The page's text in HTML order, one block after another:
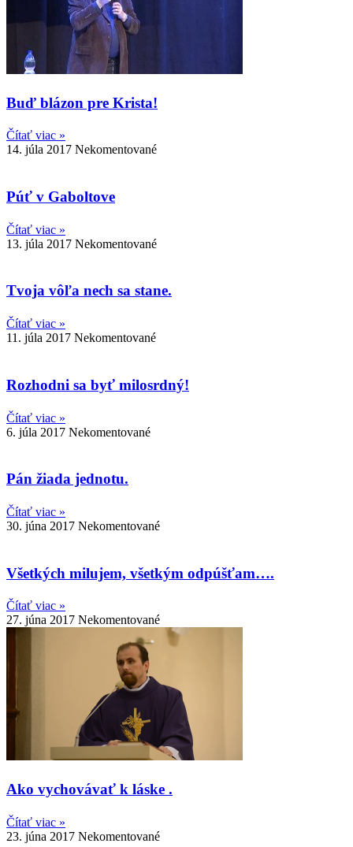
Buď blázon pre Krista!
Čítať viac »
14. júla 2017 Nekomentované
Púť v Gaboltove
Čítať viac »
13. júla 2017 Nekomentované
Tvoja vôľa nech sa stane.
Čítať viac »
11. júla 2017 Nekomentované
Rozhodni sa byť milosrdný!
Čítať viac »
6. júla 2017 Nekomentované
Pán žiada jednotu.
Čítať viac »
30. júna 2017 Nekomentované
Všetkých milujem, všetkým odpúšťam….
Čítať viac »
27. júna 2017 Nekomentované
Ako vychovávať k láske .
Čítať viac »
23. júna 2017 Nekomentované